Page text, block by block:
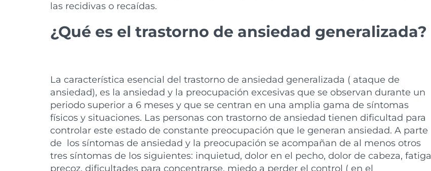
las recidivas o recaídas.
¿Qué es el trastorno de ansiedad generalizada?
La característica esencial del trastorno de ansiedad generalizada ( ataque de
ansiedad), es la ansiedad y la preocupación excesivas que se observan durante un
periodo superior a 6 meses y que se centran en una amplia gama de síntomas
físicos y situaciones. Las personas con trastorno de ansiedad tienen dificultad para
controlar este estado de constante preocupación que le generan ansiedad. A parte
de los síntomas de ansiedad y la preocupación se acompañan de al menos otros
tres síntomas de los siguientes: inquietud, dolor en el pecho, dolor de cabeza, fatiga
precoz, dificultades para concentrarse, miedo a perder el control ( en el